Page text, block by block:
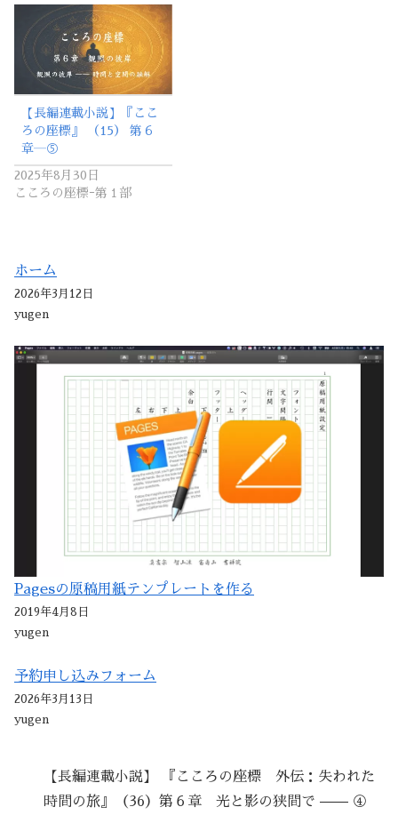
【長編連載小説】『ここ
ろの座標』 （15） 第６
章―⑤
2025年8月30日
こころの座標ｰ第１部
ホーム
2026年3月12日
yugen
Pagesの原稿用紙テンプレートを作る
2019年4月8日
yugen
予約申し込みフォーム
2026年3月13日
yugen
【長編連載小説】 『こころの座標 外伝：失われた
時間の旅』（36）第６章 光と影の狭間で —— ④